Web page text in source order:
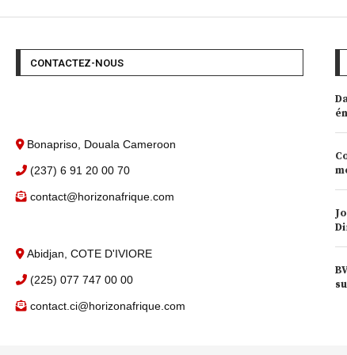
CONTACTEZ-NOUS
Bonapriso, Douala Cameroon
(237) 6 91 20 00 70
contact@horizonafrique.com
Abidjan, COTE D'IVIORE
(225) 077 747 00 00
contact.ci@horizonafrique.com